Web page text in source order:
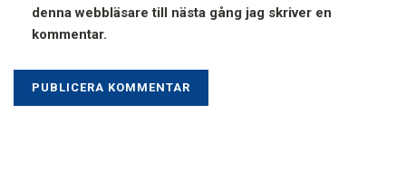
denna webbläsare till nästa gång jag skriver en
kommentar.